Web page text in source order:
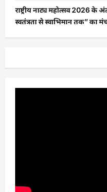
राष्ट्रीय नाट्य महोत्सव 2026 के
स्वतंत्रता से स्वाभिमान तक” का